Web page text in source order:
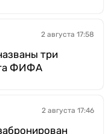
2 августа 17:58
три
ФИФА
2 августа 17:46